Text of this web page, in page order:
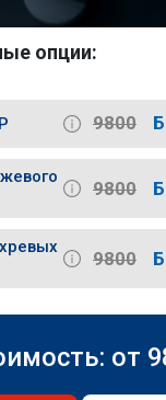
опции:
9800
9800
9800
от